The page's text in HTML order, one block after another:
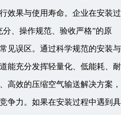
效果与使用寿命。企业在安装过
、操作规范、验收严格”的原
见误区。通过科学规范的安装与
能充分发挥轻量化、低能耗、耐
高效的压缩空气输送解决方案，
争力。如果在安装过程中遇到具